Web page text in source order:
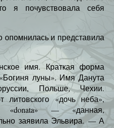
я почувствовала себя
опомнилась и представила
имя. Краткая форма
луны». Имя Данута
Польше, Чехии.
«дочь неба»,
«donata» — «данная,
заявила Эльвира. — А